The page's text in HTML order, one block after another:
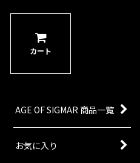
す役割を担いやすく、祭壇や
ター・オヴ・カイン
・カインのコレクションを始
体（未組立・未塗装）「メル
イル…
カート
AGE OF SIGMAR 商品一覧
お気に入り